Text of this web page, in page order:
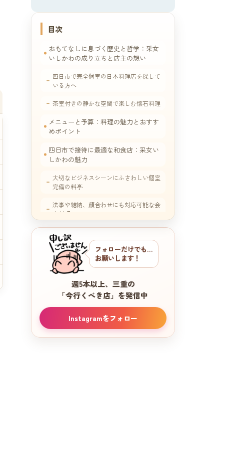
目次
おもてなしに息づく歴史と哲学：采女
いしかわの成り立ちと店主の想い
四日市で完全個室の日本料理店を探して
いる方へ
茶室付きの静かな空間で楽しむ懐石料理
メニューと予算：料理の魅力とおすす
めポイント
四日市で接待に最適な和食店：采女い
しかわの魅力
大切なビジネスシーンにふさわしい個室
完備の料亭
法事や結納、顔合わせにも対応可能な会
席料理
四日市のミシュラン星付き日本料理店
との比較
アクセスと駐車場情報：采女いしかわ
への行き方と注意点
食の美学を堪能する：采女いしかわの
春の会席コース体験レポート
フォローだけでも…
お願いします！
週5本以上、三重の
「今行くべき店」を発信中
Instagramをフォロー